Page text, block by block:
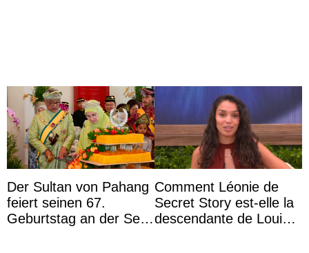
Der Sultan von Pahang
feiert seinen 67.
Geburtstag an der Seite
Comment Léonie de
Secret Story est-elle la
descendante de Louis